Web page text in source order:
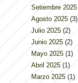
Setiembre 2025
Agosto 2025 (3)
Julio 2025 (2)
Junio 2025 (2)
Mayo 2025 (1)
Abril 2025 (1)
Marzo 2025 (1)